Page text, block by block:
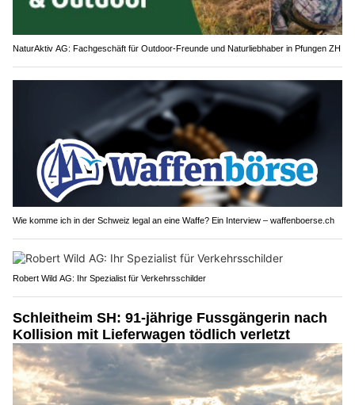
NaturAktiv AG: Fachgeschäft für Outdoor-Freunde und Naturliebhaber in Pfungen ZH
Wie komme ich in der Schweiz legal an eine Waffe? Ein Interview – waffenboerse.ch
Robert Wild AG: Ihr Spezialist für Verkehrsschilder
Schleitheim SH: 91-jährige Fussgängerin nach
Kollision mit Lieferwagen tödlich verletzt